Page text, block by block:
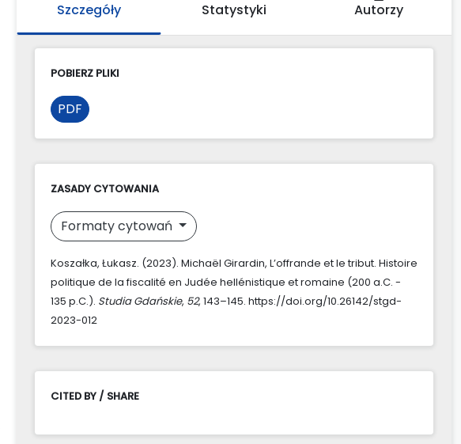
Szczegóły Statystyki Autorzy
POBIERZ PLIKI
PDF
ZASADY CYTOWANIA
Formaty cytowań
Koszałka, Łukasz. (2023). Michaël Girardin, L’offrande et le tribut. Histoire
politique de la fiscalité en Judée hellénistique et romaine (200 a.C. -
135 p.C.). Studia Gdańskie, 52, 143–145. https://doi.org/10.26142/stgd-
2023-012
CITED BY / SHARE